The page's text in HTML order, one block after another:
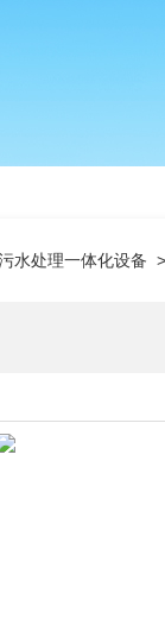
水处理一体化设备